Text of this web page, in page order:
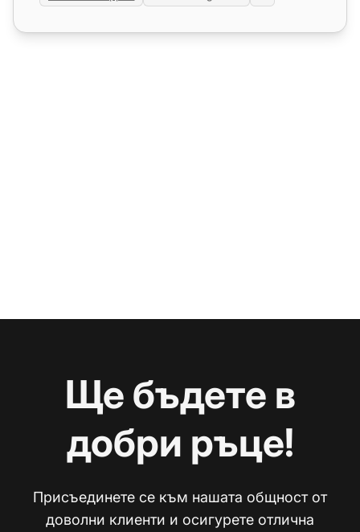
Ще бъдете в
добри ръце!
Присъединете се към нашата общност от
доволни клиенти и осигурете отлична